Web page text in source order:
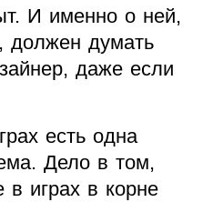
И именно о ней,
должен думать
даже если
есть одна
Дело в том,
в играх в корне